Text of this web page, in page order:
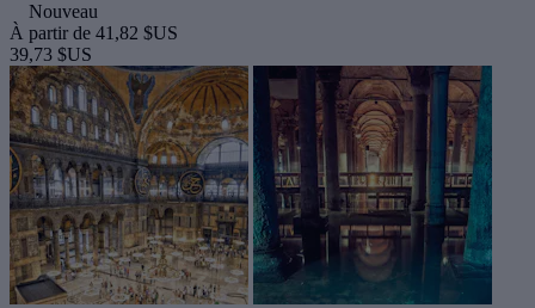
Nouveau
À partir de 41,82 $US
39,73 $US